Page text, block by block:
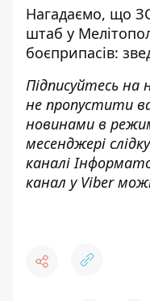
Нагадаємо, що
штаб у
боєприпасів:
Підписуйтесь на
не пропустити
новинами в
месенджері
каналі
канал у Viber